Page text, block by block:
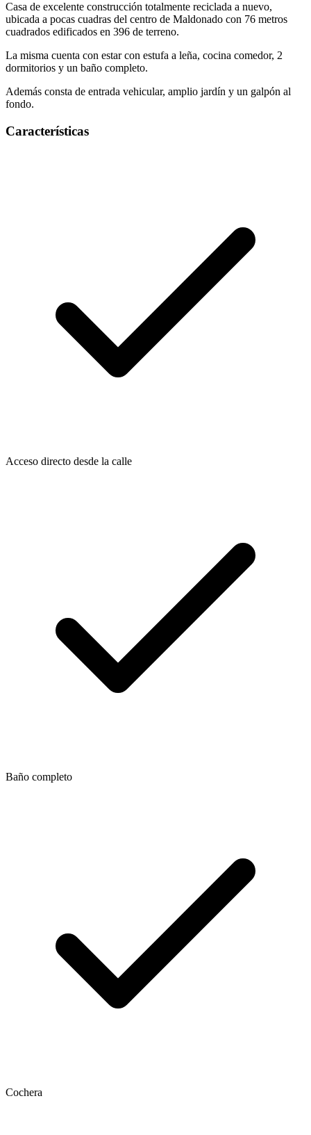
Casa de excelente construcción totalmente reciclada a nuevo,
ubicada a pocas cuadras del centro de Maldonado con 76 metros
cuadrados edificados en 396 de terreno.
La misma cuenta con estar con estufa a leña, cocina comedor, 2
dormitorios y un baño completo.
Además consta de entrada vehicular, amplio jardín y un galpón al
fondo.
Características
Acceso directo desde la calle
Baño completo
Cochera